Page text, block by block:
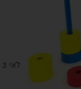
שחקנים
לילדים בגילאי 3 ומעלה